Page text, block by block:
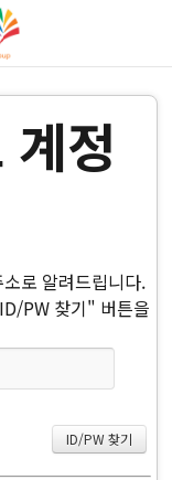
정
로 알려드립니다.
PW 찾기" 버튼을